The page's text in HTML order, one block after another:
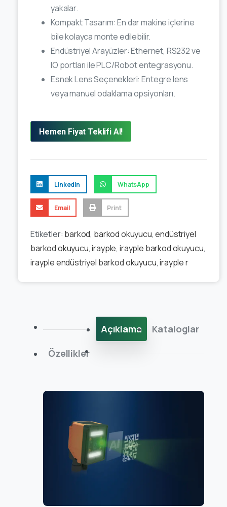
yakalar.
Kompakt Tasarım: En dar makine içlerine
bile kolayca monte edilebilir.
Endüstriyel Arayüzler: Ethernet, RS232 ve
IO portları ile PLC/Robot entegrasyonu.
Esnek Lens Seçenekleri: Entegre lens
veya manuel odaklama opsiyonları.
Hemen Fiyat Teklifi Al!
LinkedIn WhatsApp
Email Print
Etiketler: barkod, barkod okuyucu,endüstriyel
barkod okuyucu,irayple,irayple barkod okuyucu,
irayple endüstriyel barkod okuyucu,irayple r
Açıklama
Kataloglar
Özellikler